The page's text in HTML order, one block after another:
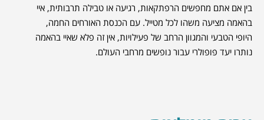
בין אם אתם מחפשים הרפתקאות, רגיעה או טבילה תרבותית, איי
בהאמה מציעה משהו לכל מטייל. עם הכנסת האורחים החמה,
היופי הטבעי והמגוון הרחב של פעילויות, אין זה פלא שאיי בהאמה
נותרו יעד פופולרי עבור נופשים מרחבי העולם.